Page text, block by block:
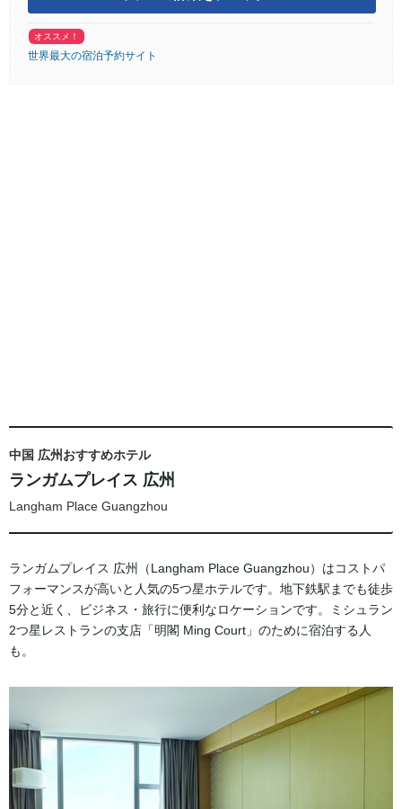
オススメ！
世界最大の宿泊予約サイト
中国 広州おすすめホテル
ランガムプレイス 広州
Langham Place Guangzhou
ランガムプレイス 広州（Langham Place Guangzhou）はコストパ
フォーマンスが高いと人気の5つ星ホテルです。地下鉄駅までも徒歩
5分と近く、ビジネス・旅行に便利なロケーションです。ミシュラン
2つ星レストランの支店「明閣 Ming Court」のために宿泊する人
も。